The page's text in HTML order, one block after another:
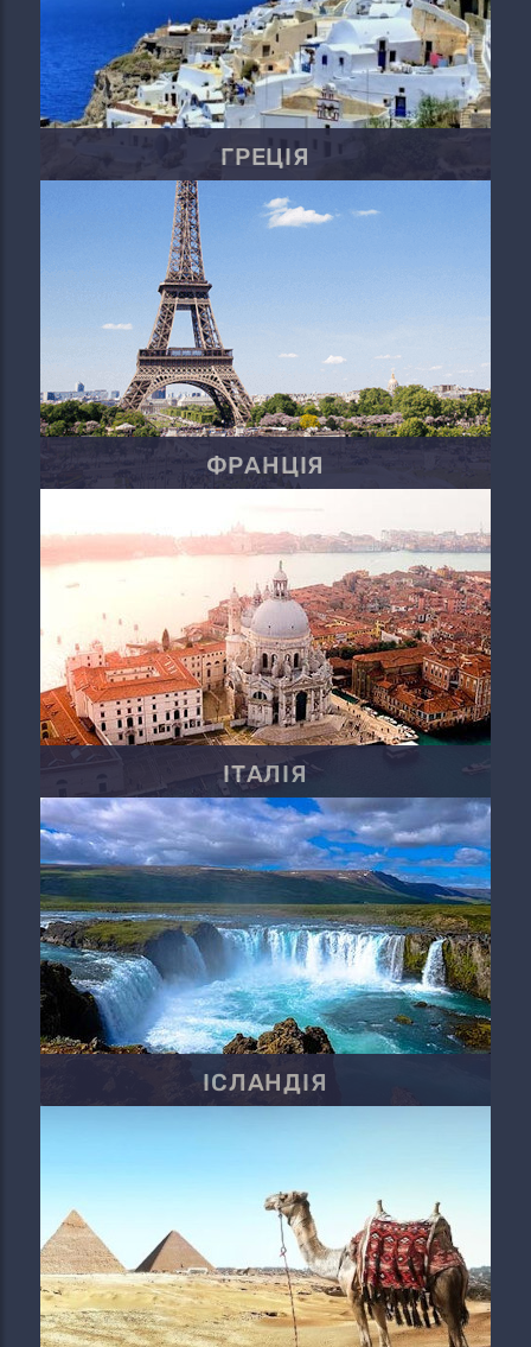
ГРЕЦІЯ
ФРАНЦІЯ
ІТАЛІЯ
ІСЛАНДІЯ